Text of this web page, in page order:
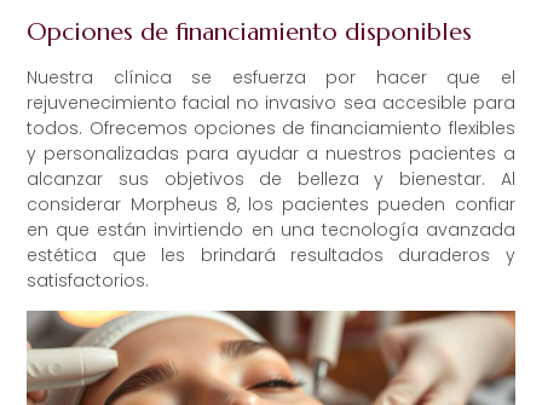
Opciones de financiamiento disponibles
Nuestra clínica se esfuerza por hacer que el
rejuvenecimiento facial no invasivo sea accesible para
todos. Ofrecemos opciones de financiamiento flexibles
y personalizadas para ayudar a nuestros pacientes a
alcanzar sus objetivos de belleza y bienestar. Al
considerar Morpheus 8, los pacientes pueden confiar
en que están invirtiendo en una tecnología avanzada
estética que les brindará resultados duraderos y
satisfactorios.